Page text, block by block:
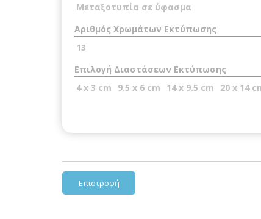
Μεταξοτυπία σε ύφασμα
Αριθμός Χρωμάτων Εκτύπωσης
13
Επιλογή Διαστάσεων Εκτύπωσης
4 x 3 cm
9.5 x 6 cm 14 x 9.5 cm 20 x 14
Επιστροφή